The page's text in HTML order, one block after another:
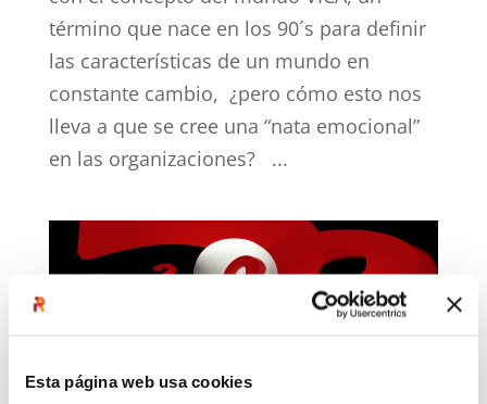
Esta página web usa cookies
término que nace en los 90´s para definir
las características de un mundo en
constante cambio, ¿pero cómo esto nos
lleva a que se cree una “nata emocional”
en las organizaciones? ...